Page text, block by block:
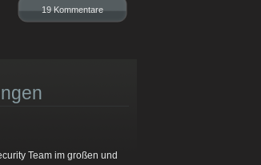
19 Kommentare
Team im großen und